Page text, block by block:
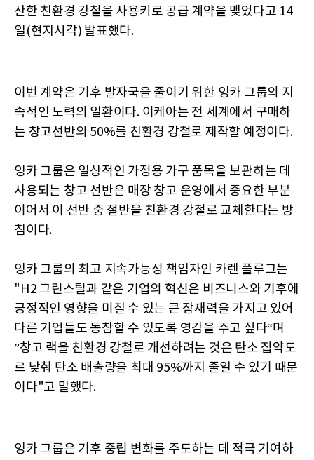
산한 친환경 강철을 사용키로 공급 계약을 맺었다고 14
일(현지시각) 발표했다.
이번 계약은 기후 발자국을 줄이기 위한 잉카 그룹의 지
속적인 노력의 일환이다. 이케아는 전 세계에서 구매하
는 창고선반의 50%를 친환경 강철로 제작할 예정이다.
잉카 그룹은 일상적인 가정용 가구 품목을 보관하는 데
사용되는 창고 선반은 매장 창고 운영에서 중요한 부분
이어서 이 선반 중 절반을 친환경 강철로 교체한다는 방
침이다.
잉카 그룹의 최고 지속가능성 책임자인 카렌 플루그는
"H2 그린스틸과 같은 기업의 혁신은 비즈니스와 기후에
긍정적인 영향을 미칠 수 있는 큰 잠재력을 가지고 있어
다른 기업들도 동참할 수 있도록 영감을 주고 싶다“며
”창고 랙을 친환경 강철로 개선하려는 것은 탄소 집약도
르 낮춰 탄소 배출량을 최대 95%까지 줄일 수 있기 때문
이다"고 말했다.
잉카 그룹은 기후 중립 변화를 주도하는 데 적극 기여하